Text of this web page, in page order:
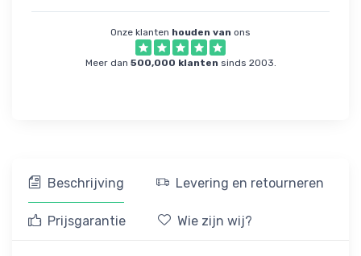
Onze klanten houden van ons
Meer dan 500,000 klanten sinds 2003.
Beschrijving Levering en retourneren
Prijsgarantie Wie zijn wij?